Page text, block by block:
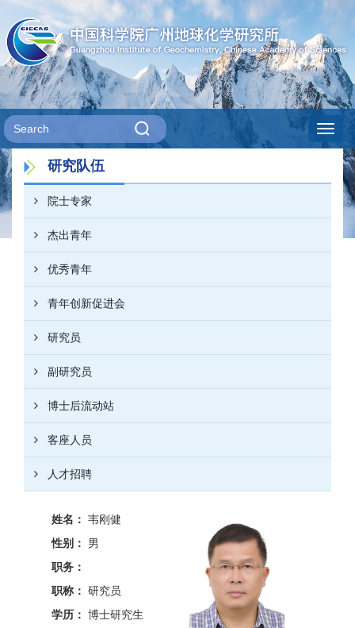
研究队伍
院士专家
杰出青年
优秀青年
青年创新促进会
研究员
副研究员
博士后流动站
客座人员
人才招聘
姓名： 韦刚健
性别：
男
职务：
职称： 研究员
学历： 博士研究生